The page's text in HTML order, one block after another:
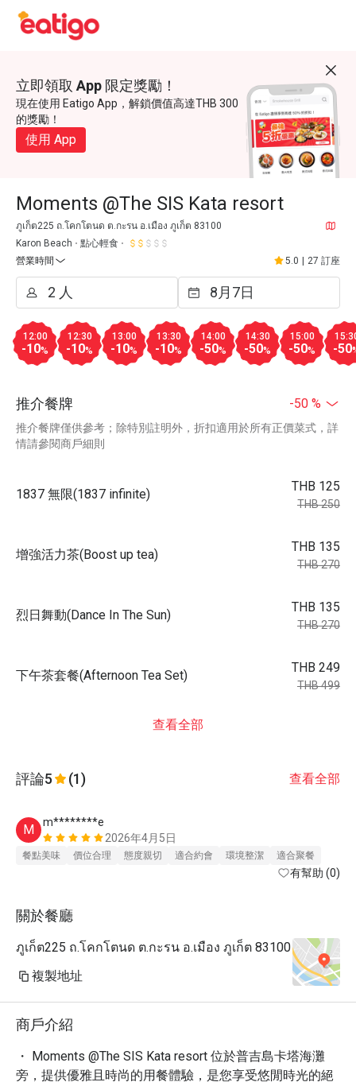
立即領取 App 限定獎勵！
現在使用 Eatigo App，解鎖價值高達THB 300
的獎勵！
使用 App
Moments @The SIS Kata resort
ภูเก็ต225 ถ.โคกโตนด ต.กะรน อ.เมือง ภูเก็ต 83100
Karon Beach
點心輕食
營業時間
5.0 27 訂座
12:00
-10%
12:30
-10%
13:00
-10%
13:30
-10%
14:00
-50%
14:30
-50%
15:00
-50% -50
推介餐牌 -50 %
推介餐牌僅供參考；除特別註明外，折扣適用於所有正價菜式，詳
情請參閱商戶細則
1837 無限(1837 infinite)
THB 125
THB 250
增強活力茶(Boost up tea)
THB 135
THB 270
烈日舞動(Dance In The Sun)
THB 135
THB 270
下午茶套餐(Afternoon Tea Set)
THB 249
THB 499
查看全部
評論5 (1) 查看全部
M
m********e
2026年4月5日
餐點美味 價位合理 態度親切 適合約會 環境整潔 適合聚餐
有幫助 (0)
關於餐廳
ภูเก็ต225 ถ.โคกโตนด ต.กะรน อ.เมือง ภูเก็ต 83100
複製地址
商戶介紹
・ Moments @The SIS Kata resort 位於普吉島卡塔海灘
旁，提供優雅且時尚的用餐體驗，是您享受悠閒時光的絕